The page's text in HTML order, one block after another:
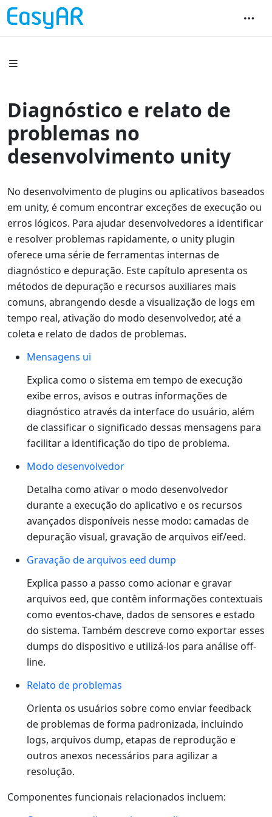
Diagnóstico e relato de
problemas no
desenvolvimento unity
No desenvolvimento de plugins ou aplicativos baseados
em unity, é comum encontrar exceções de execução ou
erros lógicos. Para ajudar desenvolvedores a identificar
e resolver problemas rapidamente, o unity plugin
oferece uma série de ferramentas internas de
diagnóstico e depuração. Este capítulo apresenta os
métodos de depuração e recursos auxiliares mais
comuns, abrangendo desde a visualização de logs em
tempo real, ativação do modo desenvolvedor, até a
coleta e relato de dados de problemas.
Mensagens ui
Explica como o sistema em tempo de execução
exibe erros, avisos e outras informações de
diagnóstico através da interface do usuário, além
de classificar o significado dessas mensagens para
facilitar a identificação do tipo de problema.
Modo desenvolvedor
Detalha como ativar o modo desenvolvedor
durante a execução do aplicativo e os recursos
avançados disponíveis nesse modo: camadas de
depuração visual, gravação de arquivos eif/eed.
Gravação de arquivos eed dump
Explica passo a passo como acionar e gravar
arquivos eed, que contêm informações contextuais
como eventos-chave, dados de sensores e estado
do sistema. Também descreve como exportar esses
dumps do dispositivo e utilizá-los para análise off-
line.
Relato de problemas
Orienta os usuários sobre como enviar feedback
de problemas de forma padronizada, incluindo
logs, arquivos dump, etapas de reprodução e
outros anexos necessários para agilizar a
resolução.
Componentes funcionais relacionados incluem: